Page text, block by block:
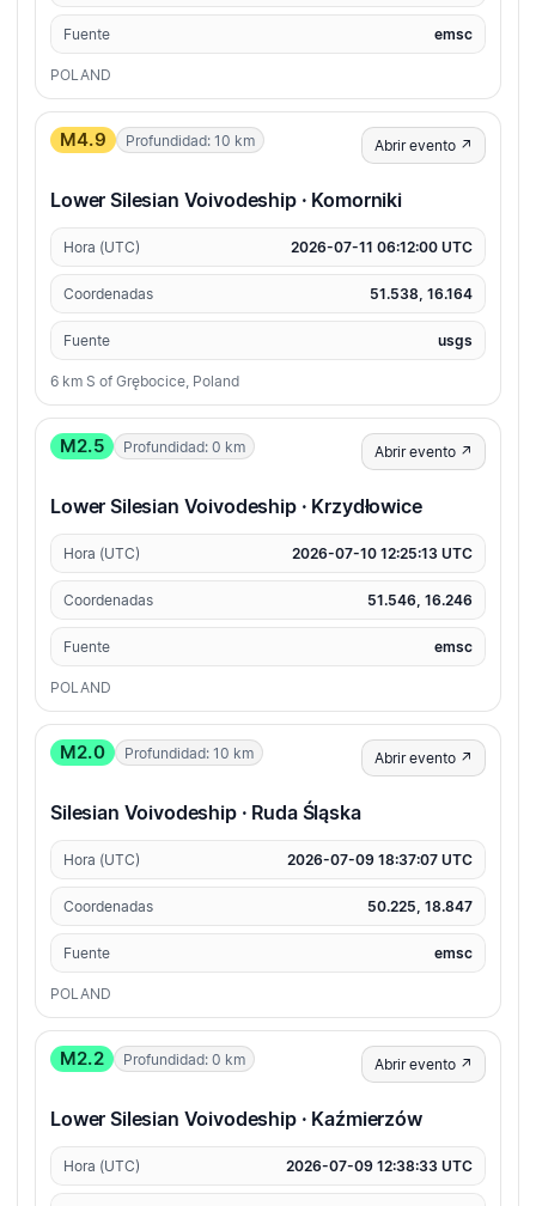
Fuente emsc
POLAND
M4.9 Profundidad: 10 km Abrir evento ↗
Lower Silesian Voivodeship · Komorniki
Hora (UTC) 2026-07-11 06:12:00 UTC
Coordenadas 51.538, 16.164
Fuente usgs
6 km S of Grębocice, Poland
M2.5 Profundidad: 0 km Abrir evento ↗
Lower Silesian Voivodeship · Krzydłowice
Hora (UTC) 2026-07-10 12:25:13 UTC
Coordenadas 51.546, 16.246
Fuente emsc
POLAND
M2.0 Profundidad: 10 km Abrir evento ↗
Silesian Voivodeship · Ruda Śląska
Hora (UTC) 2026-07-09 18:37:07 UTC
Coordenadas 50.225, 18.847
Fuente emsc
POLAND
M2.2 Profundidad: 0 km Abrir evento ↗
Lower Silesian Voivodeship · Kaźmierzów
Hora (UTC) 2026-07-09 12:38:33 UTC